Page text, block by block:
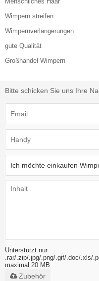
Wimpern streifen
Wimpernverlängerungen
gute Qualität
Großhandel Wimpern
Bitte schicken Sie uns Ihre
Unterstützt nur
.rar/.zip/.jpg/.png/.gif/.doc/.xls/
maximal 20 MB
Zubehör